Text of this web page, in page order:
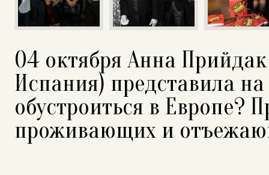
04 октября Анна
Испания) представила
обустроиться в Европе?
проживающих и